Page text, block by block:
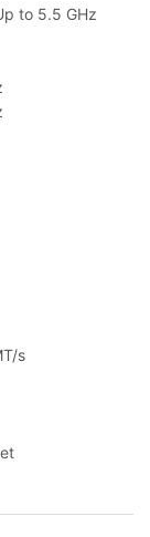
to 5.5 GHz
s